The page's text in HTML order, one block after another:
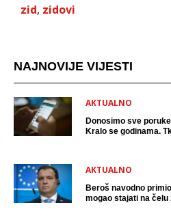
zid, zidovi
NAJNOVIJE VIJESTI
AKTUALNO
Donosimo sve
Kralo se godinama.
AKTUALNO
Beroš navodno
mogao stajati na